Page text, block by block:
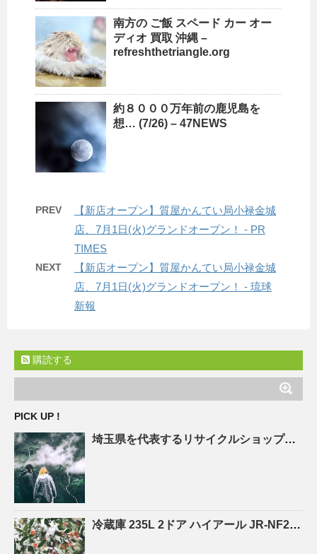
南方の ご飯 スペード カー オー
ディオ 買取 沖縄 –
refreshthetriangle.org
約８０００万年前の鹿児島を
想… (7/26) – 47NEWS
PREV
【新店オープン】質屋かんてい局小禄金城
店、7月1日(火)グランドオープン！ - PR
TIMES
NEXT
【新店オープン】質屋かんてい局小禄金城
店、7月1日(火)グランドオープン！ - 琉球
新報
購読する
PICK UP !
埼玉県を代表する リサイクルショップ「エ
冷蔵庫 235L 2ドア ハイアール JR-NF235A |